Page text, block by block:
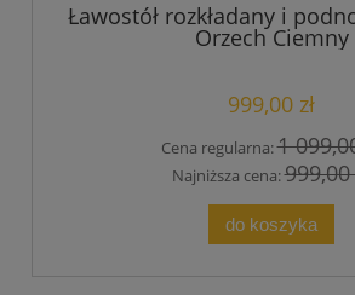
Ławostół rozkładany i
Orzech Ciemny
999,00 zł
Cena regularna:1
Najniższa cena:999,00
do koszyka